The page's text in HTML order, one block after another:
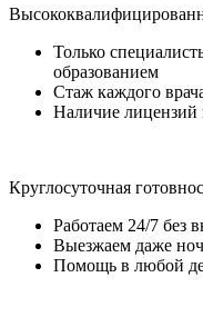
Только
образованием
Стаж каждого
Наличие лицензий
Круглосуточная
Работаем 24/7 без
Выезжаем даже
Помощь в любой